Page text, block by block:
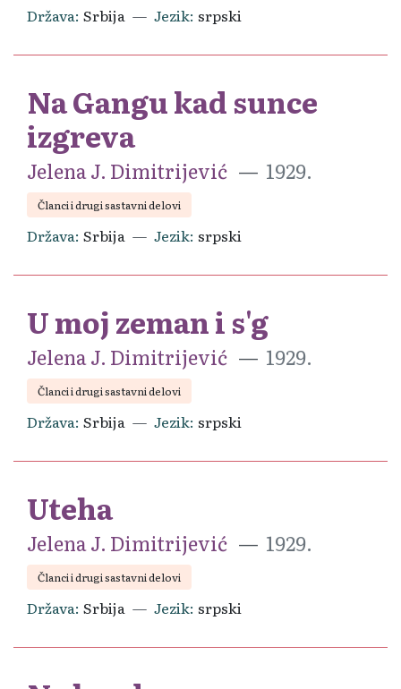
Država Srbija Jezik srpski
Na Gangu kad sunce
izgreva
Jelena J. Dimitrijević 1929.
Članci i drugi sastavni delovi
Država Srbija Jezik srpski
U moj zeman i s'g
Jelena J. Dimitrijević 1929.
Članci i drugi sastavni delovi
Država Srbija Jezik srpski
Uteha
Jelena J. Dimitrijević 1929.
Članci i drugi sastavni delovi
Država Srbija Jezik srpski